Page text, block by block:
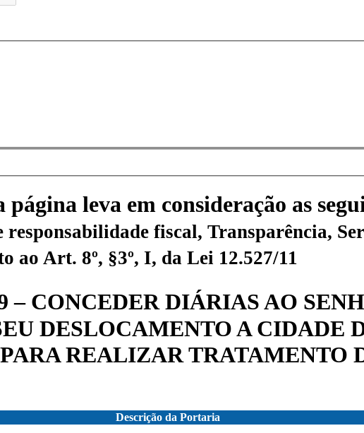
página leva em consideração as
responsabilidade fiscal, Transparência,
ao Art. 8º, §3º, I, da Lei 12.527/11
– CONCEDER DIÁRIAS AO
DESLOCAMENTO A CIDADE
REALIZAR TRATAMENTO
Descrição da Portaria